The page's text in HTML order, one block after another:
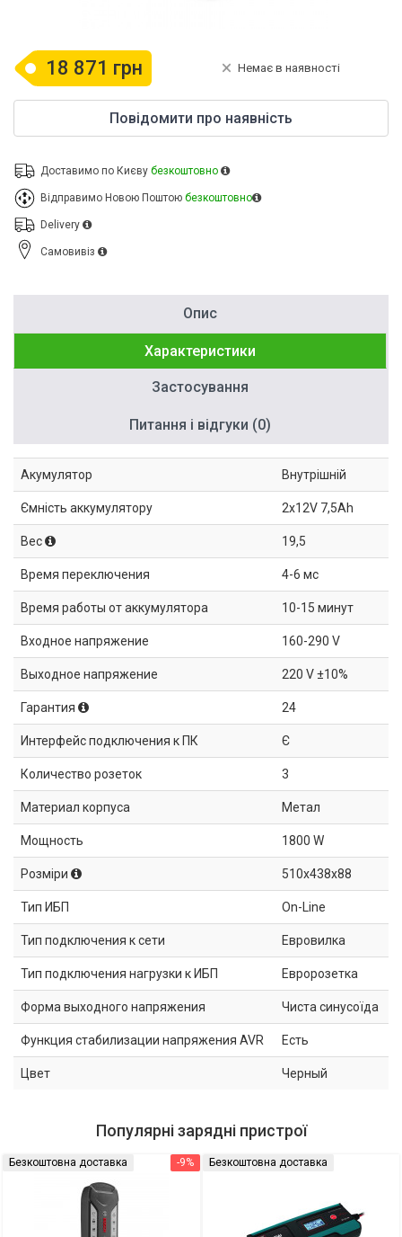
18 871 грн Немає в наявності
Повідомити про наявність
Доставимо по Києву безкоштовно
Відправимо Новою Поштою безкоштовно
Delivery
Cамовивіз
Опис
Характеристики
Застосування
Питання і відгуки (0)
Акумулятор Внутрішній
Ємність аккумулятору 2x12V 7,5Ah
Вес 19,5
Время переключения 4-6 мс
Время работы от аккумулятора 10-15 минут
Входное напряжение 160-290 V
Выходное напряжение 220 V ±10%
Гарантия 24
Интерфейс подключения к ПК Є
Количество розеток 3
Материал корпуса Метал
Мощность 1800 W
Розміри 510x438х88
Тип ИБП On-Line
Тип подключения к сети Евровилка
Тип подключения нагрузки к ИБП Евророзетка
Форма выходного напряжения Чиста синусоїда
Функция стабилизации напряжения AVR Есть
Цвет Черный
Популярні зарядні пристрої
-9%
Безкоштовна доставка Безкоштовна доставка